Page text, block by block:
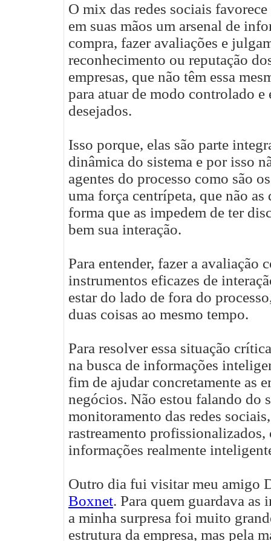
O mix das redes sociais
em suas mãos um arsenal de
compra, fazer avaliações e
reconhecimento ou reputação
empresas, que não têm essa
para atuar de modo controlado
desejados.
Isso porque, elas são parte
dinâmica do sistema e por isso
agentes do processo como são
uma força centrípeta, que não
forma que as impedem de ter
bem sua interação.
Para entender, fazer a avaliação
instrumentos eficazes de
estar do lado de fora do
duas coisas ao mesmo tempo.
Para resolver essa situação
na busca de informações
fim de ajudar concretamente as
negócios. Não estou falando do
monitoramento das redes
rastreamento
informações realmente
Outro dia fui visitar meu amigo
Boxnet. Para quem guardava as
a minha surpresa foi muito
estrutura da empresa, mas pela